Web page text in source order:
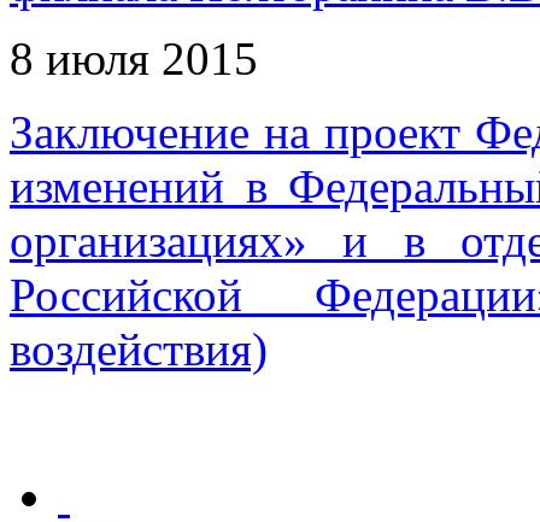
8 июля 2015
Заключение на проект
изменений в
организациях» и в
Российской
воздействия)